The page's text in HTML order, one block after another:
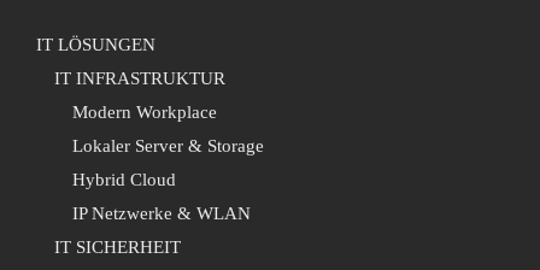
IT LÖSUNGEN
IT INFRASTRUKTUR
Modern Workplace
Lokaler Server & Storage
Hybrid Cloud
IP Netzwerke & WLAN
IT SICHERHEIT